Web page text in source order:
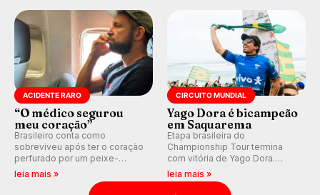
ondas para até 16 dias.
ACIDENTE RARO
“O médico segurou
meu coração”
Brasileiro conta como
sobreviveu após ter o coração
perfurado por um peixe-
agulha enquanto surfava na
leia mais »
CIRCUITO MUNDIAL
Yago Dora é bicampeão
em Saquarema
Etapa brasileira do
Championship Tour termina
com vitória de Yago Dora.
Sawyer Lindblad vence entre
as mulheres e Leonardo
Fioravanti assume liderança do
leia mais »